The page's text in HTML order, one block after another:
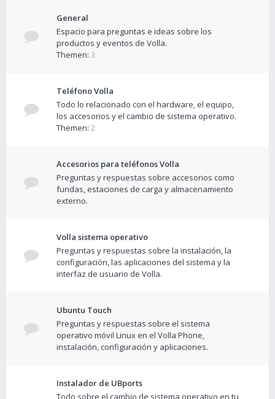
General
Espacio para preguntas e ideas sobre los
productos y eventos de Volla.
Themen: 3
Teléfono Volla
Todo lo relacionado con el hardware, el equipo,
los accesorios y el cambio de sistema operativo.
Themen: 2
Accesorios para teléfonos Volla
Preguntas y respuestas sobre accesorios como
fundas, estaciones de carga y almacenamiento
externo.
Volla sistema operativo
Preguntas y respuestas sobre la instalación, la
configuración, las aplicaciones del sistema y la
interfaz de usuario de Volla.
Ubuntu Touch
Preguntas y respuestas sobre el sistema
operativo móvil Linux en el Volla Phone,
instalación, configuración y aplicaciones.
Instalador de UBports
Todo sobre el cambio de sistema operativo en tu